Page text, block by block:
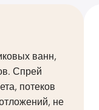
ванн,
Спрей
потеков
не